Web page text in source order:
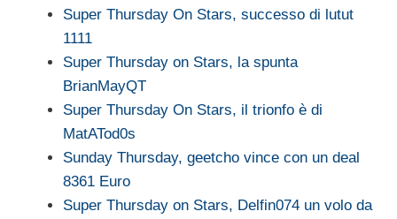
Super Thursday On Stars, successo di lutut
1111
Super Thursday on Stars, la spunta
BrianMayQT
Super Thursday On Stars, il trionfo è di
MatATod0s
Sunday Thursday, geetcho vince con un deal
8361 Euro
Super Thursday on Stars, Delfin074 un volo da